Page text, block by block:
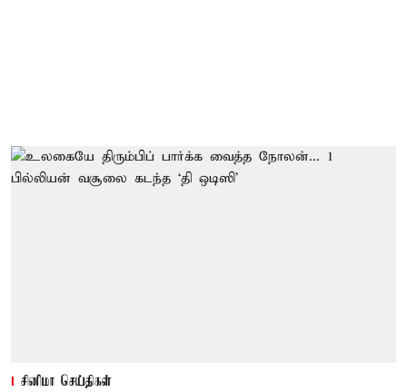
சினிமா செய்திகள்